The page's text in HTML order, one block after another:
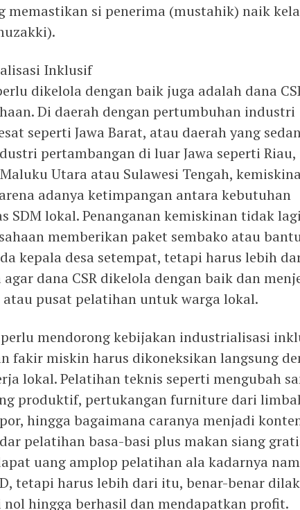
memastikan si penerima (mustahik) naik
Inklusif
dikelola dengan baik juga adalah dana
Di daerah dengan pertumbuhan industri
seperti Jawa Barat, atau daerah yang
pertambangan di luar Jawa seperti Riau,
Utara atau Sulawesi Tengah,
adanya ketimpangan antara kebutuhan
SDM lokal. Penanganan kemiskinan tidak lagi
memberikan paket sembako atau
kepala desa setempat, tetapi harus lebih
dana CSR dikelola dengan baik dan
pusat pelatihan untuk warga lokal.
mendorong kebijakan industrialisasi
fakir miskin harus dikoneksikan langsung
lokal. Pelatihan teknis seperti mengubah
produktif, pertukangan furniture dari
hingga bagaimana caranya menjadi
pelatihan basa-basi plus makan siang
uang amplop pelatihan ala kadarnya
tetapi harus lebih dari itu, benar-benar
hingga berhasil dan mendapatkan profit.